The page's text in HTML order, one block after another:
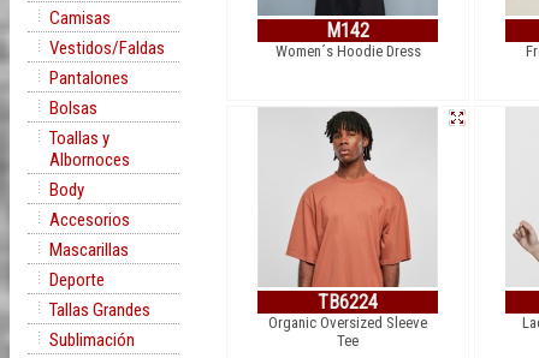
Camisas
Vestidos/Faldas
Pantalones
Bolsas
Toallas y
Albornoces
Body
Accesorios
Mascarillas
Deporte
Tallas Grandes
Sublimación
M142
Women´s Hoodie Dress
TB6224
Organic Oversized Sleeve
Tee